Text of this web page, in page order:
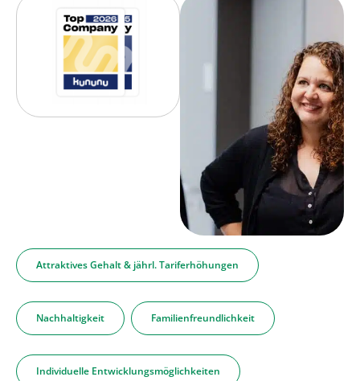
Attraktives Gehalt & jährl. Tariferhöhungen
Nachhaltigkeit Familienfreundlichkeit
Individuelle Entwicklungsmöglichkeiten